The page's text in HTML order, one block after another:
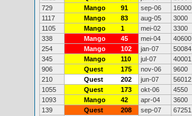
729
Mango 91 sep-06 16000
1117
Mango 83 aug-05 3000
1105
Mango 1 mei-02 3300
338
Mango 45 mei-04 40600
254
Mango 102 jan-07 50084
345
Mango 110 jul-07 40001
906
Quest 175 nov-06 9600
210
Quest 202 jun-07 56012
1055
Quest 173 okt-06 4550
1093
Mango 42 apr-04 3600
139
Quest 208 sep-07 67251